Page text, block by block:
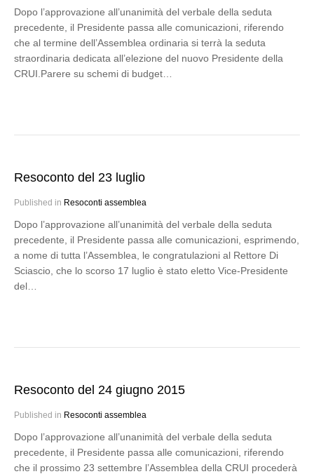
Dopo l’approvazione all’unanimità del verbale della seduta
precedente, il Presidente passa alle comunicazioni, riferendo
che al termine dell’Assemblea ordinaria si terrà la seduta
straordinaria dedicata all’elezione del nuovo Presidente della
CRUI.Parere su schemi di budget…
Resoconto del 23 luglio
Published in Resoconti assemblea
Dopo l’approvazione all’unanimità del verbale della seduta
precedente, il Presidente passa alle comunicazioni, esprimendo,
a nome di tutta l’Assemblea, le congratulazioni al Rettore Di
Sciascio, che lo scorso 17 luglio è stato eletto Vice-Presidente
del…
Resoconto del 24 giugno 2015
Published in Resoconti assemblea
Dopo l’approvazione all’unanimità del verbale della seduta
precedente, il Presidente passa alle comunicazioni, riferendo
che il prossimo 23 settembre l’Assemblea della CRUI procederà